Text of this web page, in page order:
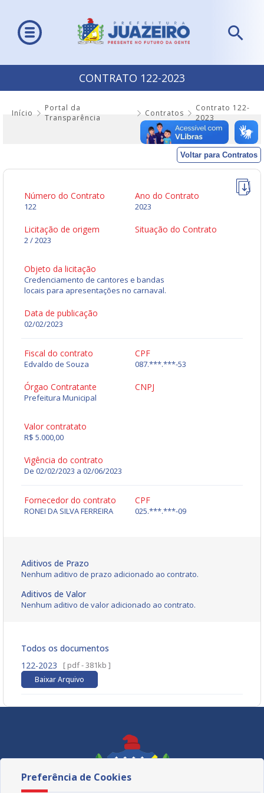
CONTRATO 122-2023
Início
Portal da
Transparência
Contratos
Contrato 122-
2023
Voltar para Contratos
Número do Contrato
122
Ano do Contrato
2023
Licitação de origem
2 / 2023
Situação do Contrato
Objeto da licitação
Credenciamento de cantores e bandas
locais para apresentações no carnaval.
Data de publicação
02/02/2023
Fiscal do contrato
Edvaldo de Souza
CPF
087.***.***-53
Órgao Contratante
Prefeitura Municipal
CNPJ
Valor contratato
R$ 5.000,00
Vigência do contrato
De 02/02/2023 a 02/06/2023
Fornecedor do contrato
RONEI DA SILVA FERREIRA
CPF
025.***.***-09
Aditivos de Prazo
Nenhum aditivo de prazo adicionado ao contrato.
Aditivos de Valor
Nenhum aditivo de valor adicionado ao contrato.
Todos os documentos
122-2023
[ pdf - 381kb ]
Baixar Arquivo
Preferência de Cookies